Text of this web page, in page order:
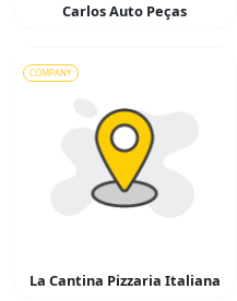
Carlos Auto Peças
COMPANY
La Cantina Pizzaria Italiana